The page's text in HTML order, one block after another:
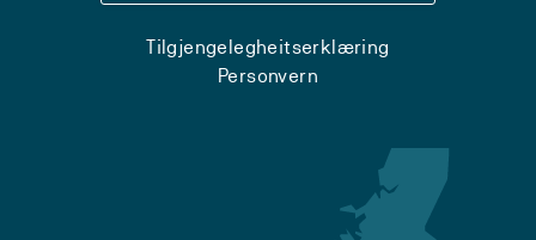
Tilgjengelegheitserklæring
Personvern